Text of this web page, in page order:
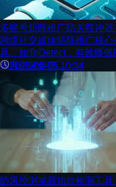
多账号矩阵推广防关联神
跨境社交媒体矩阵推广核
具，如ToDetect，有效降
账号运营效率。
2025-09-05 10:34
防风控浏览器指纹检测工